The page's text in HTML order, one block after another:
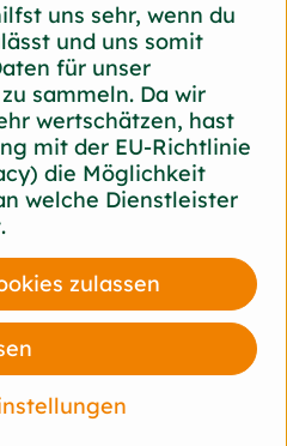
GmbH
GmbH steht seit
und sorgfältig
und in eigener
und
der roten
Stärkung des Bio-
der Sortenvielfalt
uns sehr, wenn du
und uns somit
für unser
sammeln. Da wir
wertschätzen, hast
mit der EU-Richtlinie
die Möglichkeit
welche Dienstleister
zulassen